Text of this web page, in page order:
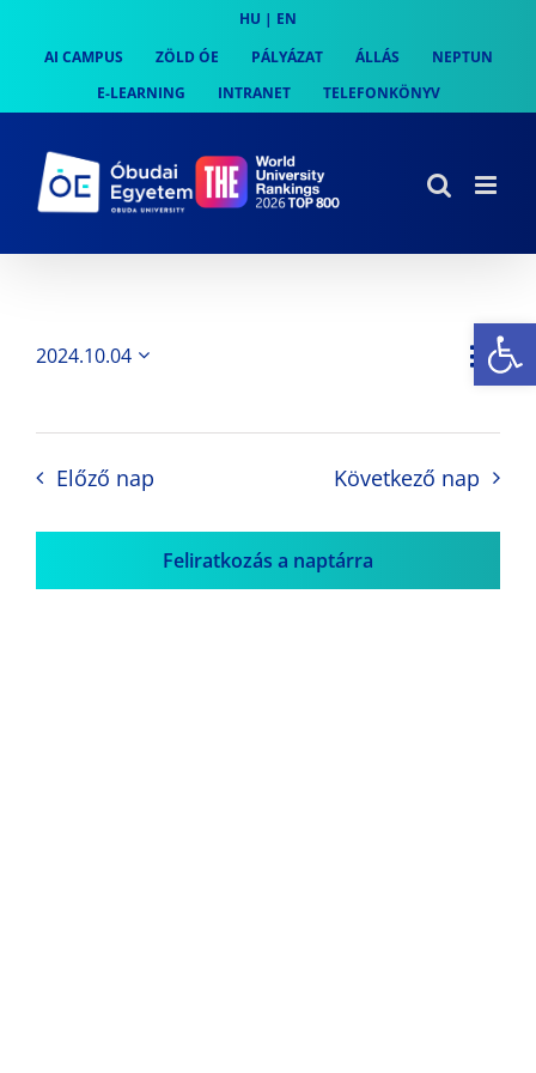
content
HU | EN
AI CAMPUS
ZÖLD ÓE PÁLYÁZAT ÁLLÁS
NEPTUN
E-LEARNING
INTRANET TELEFONKÖNYV
Nap
2024.10.04
Előző nap Következő nap
Feliratkozás a naptárra